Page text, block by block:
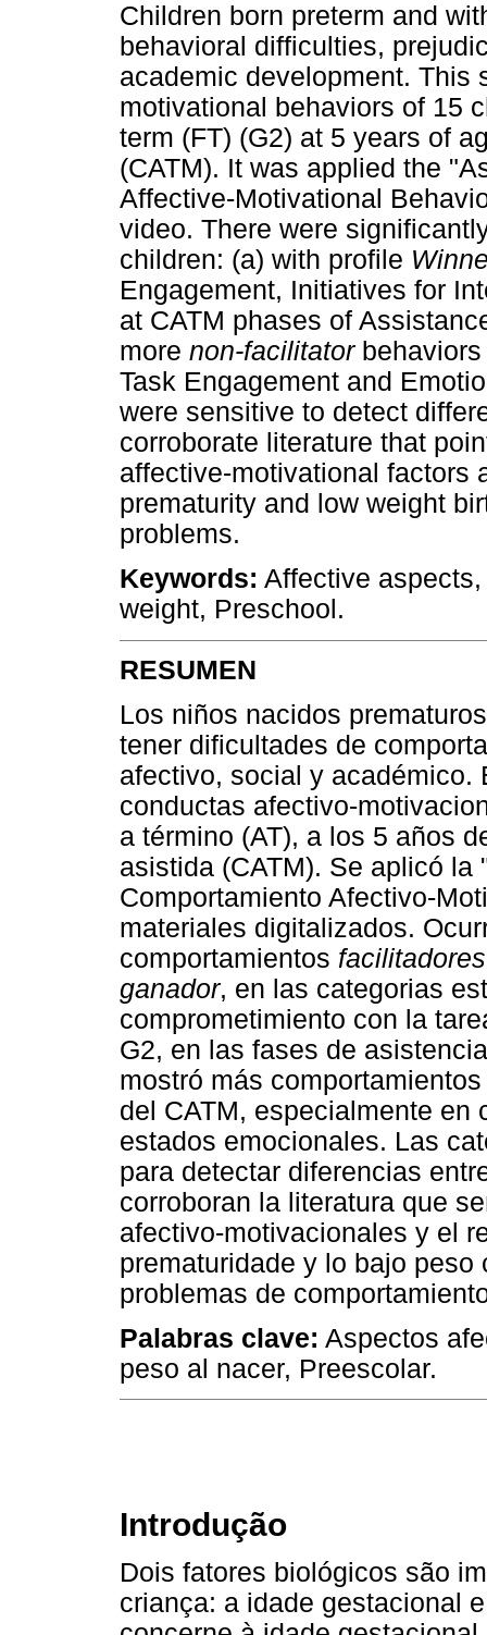
Children born preterm and
behavioral difficulties,
academic development. This
motivational behaviors of 15
term (FT) (G2) at 5 years of
(CATM). It was applied the
Affective-Motivational
video. There were
children: (a) with profile
Engagement, Initiatives for
at CATM phases of
more non-facilitatorbehaviors
Task Engagement and
were sensitive to detect
corroborate literature that
affective-motivational factors
prematurity and low weight
problems.
Keywords: Affective
weight, Preschool.
RESUMEN
Los niños nacidos
tener dificultades de
afectivo, social y académico.
conductas afectivo-
a término (AT), a los 5 años
asistida (CATM). Se aplicó la
Comportamiento Afectivo-
materiales digitalizados.
comportamientos facilitadores
ganador, en las categorias
comprometimiento con la
G2, en las fases de
mostró más
del CATM, especialmente en
estados emocionales. Las
para detectar diferencias
corroboran la literatura que
afectivo-motivacionales y el
prematuridade y lo bajo
problemas de
Palabras clave: Aspectos
peso al nacer, Preescolar.
Introdução
Dois fatores biológicos são
criança: a idade gestacional